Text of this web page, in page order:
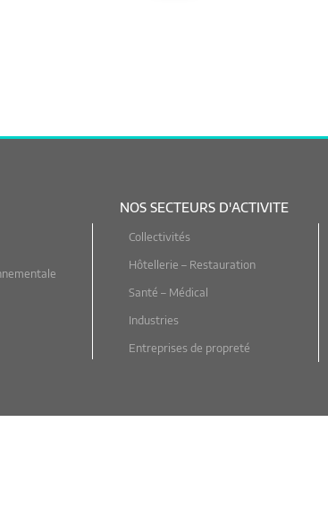
NOS SECTEURS D'ACTIVITE
Collectivités
Hôtellerie – Restauration
Santé – Médical
Industries
Entreprises de propreté